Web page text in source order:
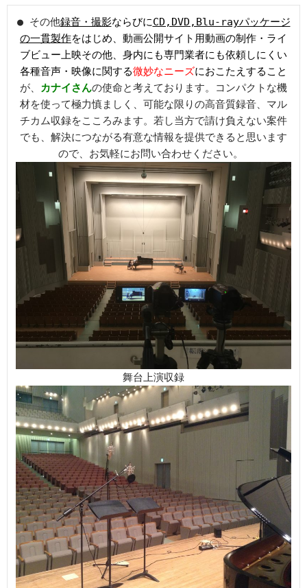
● その他録音・撮影ならびにCD,DVD,Blu-rayパッケージ
の一貫製作をはじめ、動画公開サイト用動画の制作・ライ
ブビュー上映その他、身内にも専門業者にも依頼しにくい
各種音声・映像に関する微妙なニーズにおこたえすること
が、 カナイさんの使命と考えております。コンパクトな機
材を使って極力慎ましく、可能な限りの高音質録音、マル
チカム収録をこころみます。若し当方で請け負えない案件
でも、解決につながる有意な情報を提供できると思います
ので、お気軽にお問い合わせください。
舞台上演収録